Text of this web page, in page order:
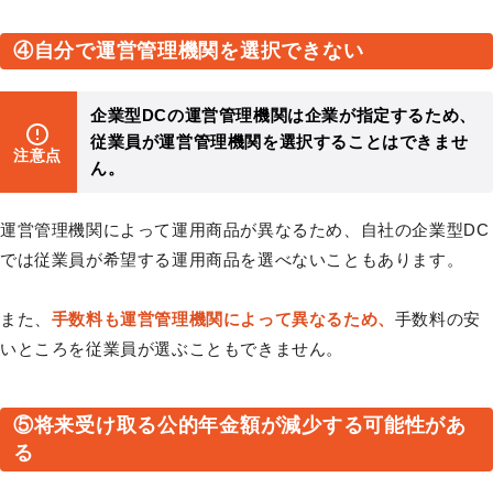
④自分で運営管理機関を選択できない
注意点
企業型DCの運営管理機関は企業が指定するため、
従業員が運営管理機関を選択することはできませ
ん。
運営管理機関によって運用商品が異なるため、自社の企業型DC
では従業員が希望する運用商品を選べないこともあります。
また、 手数料も運営管理機関によって異なるため、 手数料の安
いところを従業員が選ぶこともできません。
⑤将来受け取る公的年金額が減少する可能性があ
る